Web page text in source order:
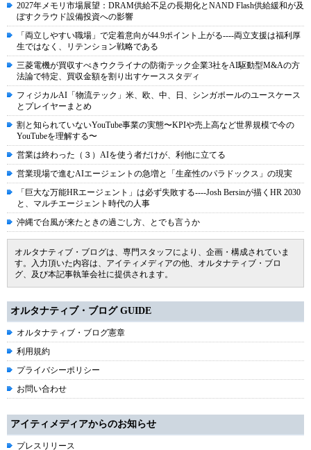
2027年メモリ市場展望：DRAM供給不足の長期化とNAND Flash供給緩和が及
ぼすクラウド設備投資への影響
「両立しやすい職場」で定着意向が44.9ポイント上がる----両立支援は福利厚
生ではなく、リテンション戦略である
三菱電機が買収すべきウクライナの防衛テック企業3社をAI駆動型M&Aの方
法論で特定、買収金額を割り出すケーススタディ
フィジカルAI「物流テック」米、欧、中、日、シンガポールのユースケース
とプレイヤーまとめ
割と知られていないYouTube事業の実態〜KPIや売上高など世界規模で今の
YouTubeを理解する〜
営業は終わった（３）AIを使う者だけが、利他に立てる
営業現場で進むAIエージェントの急増と「生産性のパラドックス」の現実
「巨大な万能HRエージェント」は必ず失敗する----Josh Bersinが描くHR 2030
と、マルチエージェント時代の人事
沖縄で台風が来たときの過ごし方、とでも言うか
オルタナティブ・ブログは、専門スタッフにより、企画・構成されていま
す。入力頂いた内容は、アイティメディアの他、オルタナティブ・ブロ
グ、及び本記事執筆会社に提供されます。
オルタナティブ・ブログ GUIDE
オルタナティブ・ブログ憲章
利用規約
プライバシーポリシー
お問い合わせ
アイティメディアからのお知らせ
プレスリリース